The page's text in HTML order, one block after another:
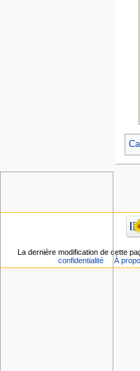
La dernière modification de cette
confidentialité
À